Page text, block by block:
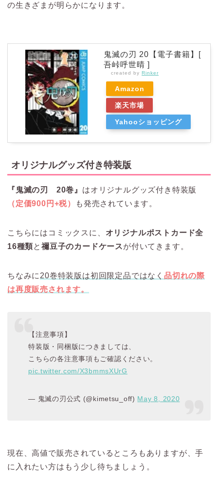
の生きざまが明らかになります。
鬼滅の刃 20【電子書籍】[
吾峠呼世晴 ]
created by Rinker
Amazon
楽天市場
Yahooショッピング
オリジナルグッズ付き特装版
『鬼滅の刃 20巻』 はオリジナルグッズ付き特装版
（定価900円+税）
も発売されています。
こちらにはコミックスに、 オリジナルポストカード全
16種類と禰󠄀豆子のカードケースが付いてきます。
ちなみに 20巻特装版は初回限定品ではなく品切れの際
は再度販売されます。
【注意事項】
特装版・同梱版につきましては、
こちらの各注意事項もご確認ください。
pic.twitter.com/X3bmmsXUrG
— 鬼滅の刃公式 (@kimetsu_off) May 8, 2020
現在、高値で販売されているところもありますが、手
に入れたい方はもう少し待ちましょう。